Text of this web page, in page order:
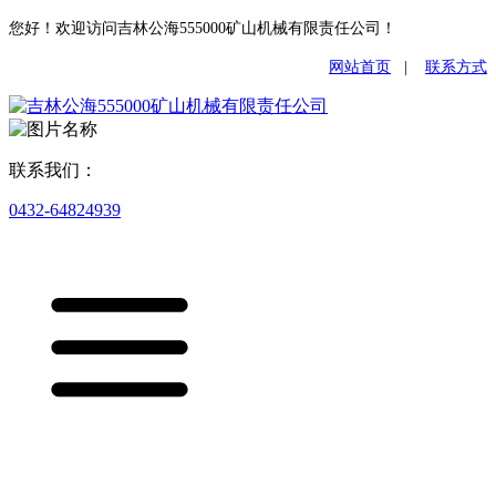
您好！欢迎访问吉林公海555000矿山机械有限责任公司！
网站首页 联系方式
联系我们：
0432-64824939